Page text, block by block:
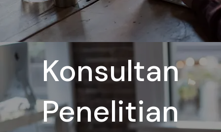
Konsultan
Penelitian